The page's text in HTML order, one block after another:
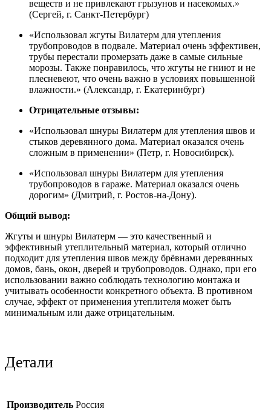
веществ и не привлекают грызунов и насекомых.»
(Сергей, г. Санкт-Петербург)
«Использовал жгуты Вилатерм для утепления
трубопроводов в подвале. Материал очень эффективен,
трубы перестали промерзать даже в самые сильные
морозы. Также понравилось, что жгуты не гниют и не
плесневеют, что очень важно в условиях повышенной
влажности.» (Александр, г. Екатеринбург)
Отрицательные отзывы:
«Использовал шнуры Вилатерм для утепления швов и
стыков деревянного дома. Материал оказался очень
сложным в применении» (Петр, г. Новосибирск).
«Использовал шнуры Вилатерм для утепления
трубопроводов в гараже. Материал оказался очень
дорогим» (Дмитрий, г. Ростов-на-Дону).
Общий вывод:
Жгуты и шнуры Вилатерм — это качественный и
эффективный утеплительный материал, который отлично
подходит для утепления швов между брёвнами деревянных
домов, бань, окон, дверей и трубопроводов. Однако, при его
использовании важно соблюдать технологию монтажа и
учитывать особенности конкретного объекта. В противном
случае, эффект от применения утеплителя может быть
минимальным или даже отрицательным.
Детали
Производитель Россия